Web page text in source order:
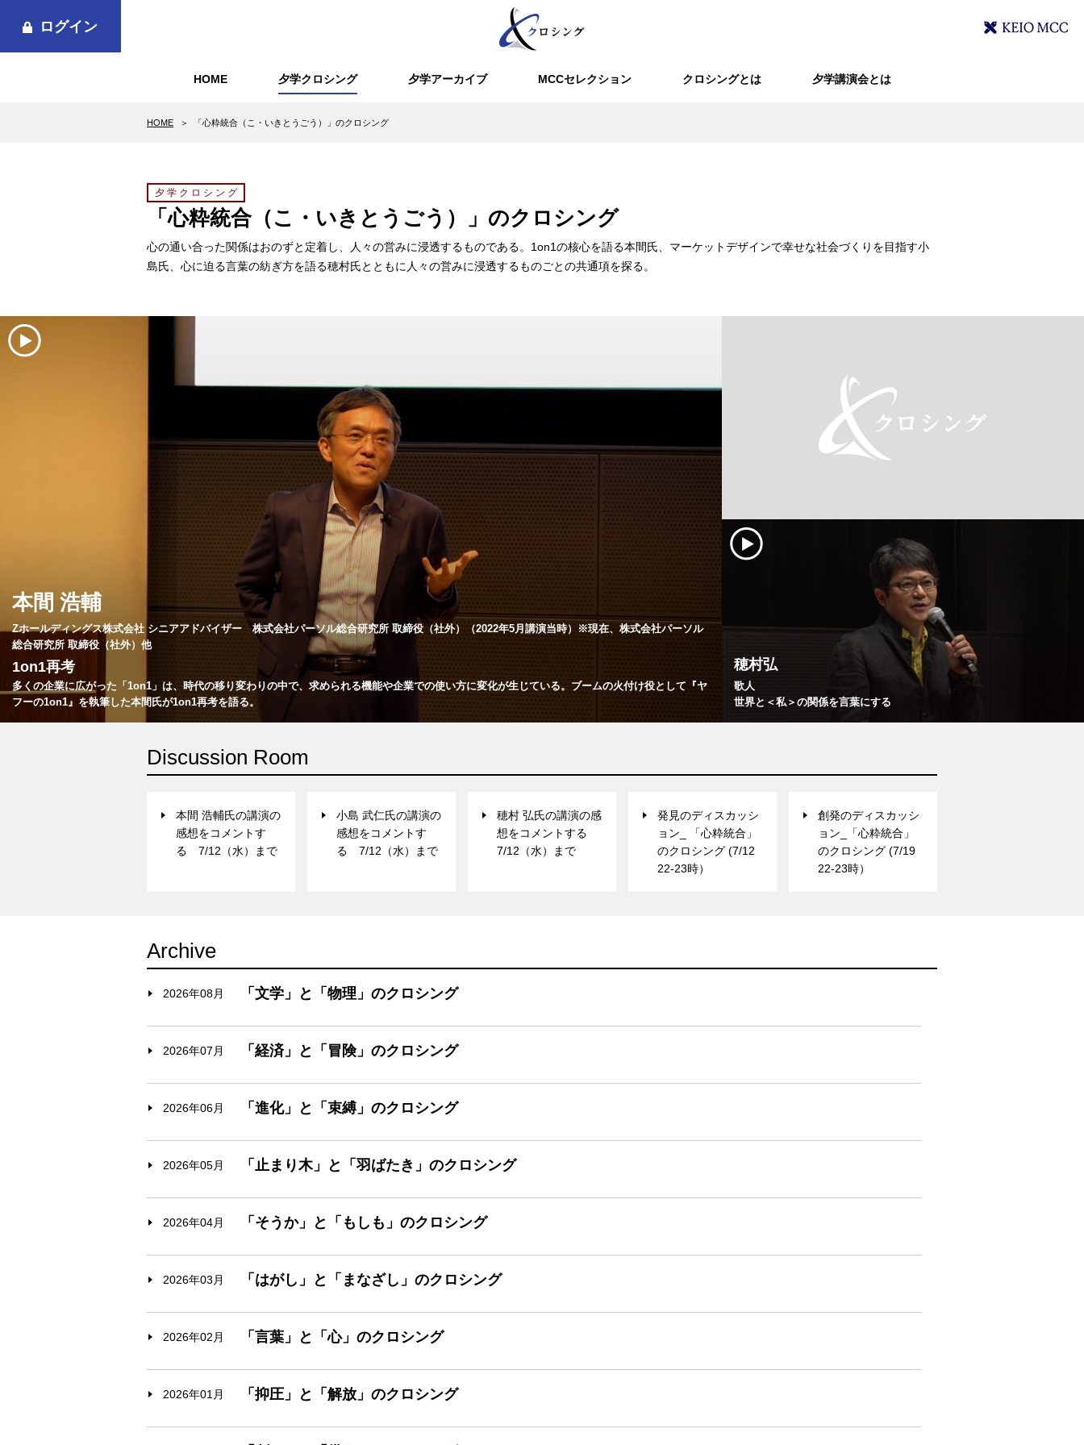
HOME 夕学クロシング 夕学アーカイブ MCCセレクション クロシングとは 夕学講演会とは
ログイン
HOME 「心粋統合（こ・いきとうごう）」のクロシング
夕学クロシング
「心粋統合（こ・いきとうごう）」のクロシング
心の通い合った関係はおのずと定着し、人々の営みに浸透するものである。1on1の核心を語る本間氏、マーケットデザインで幸せな社会づくりを目指す小
島氏、心に迫る言葉の紡ぎ方を語る穂村氏とともに人々の営みに浸透するものごとの共通項を探る。
本間 浩輔
Zホールディングス株式会社 シニアアドバイザー 株式会社パーソル総合研究所 取締役（社外）（2022年5月講演当時）※現在、株式会社パーソル
総合研究所 取締役（社外）他
1on1再考
多くの企業に広がった「1on1」は、時代の移り変わりの中で、求められる機能や企業での使い方に変化が生じている。ブームの火付け役として『ヤ
フーの1on1』を執筆した本間氏が1on1再考を語る。
穂村弘
歌人
世界と＜私＞の関係を言葉にする
Discussion Room
本間 浩輔氏の講演の
感想をコメントす
る 7/12（水）まで
小島 武仁氏の講演の
感想をコメントす
る 7/12（水）まで
穂村 弘氏の講演の感
想をコメントする
7/12（水）まで
発見のディスカッシ
ョン_ 「心粋統合」
のクロシング (7/12
22-23時）
創発のディスカッシ
ョン_「心粋統合」
のクロシング (7/19
22-23時）
Archive
2026年08月 「文学」と「物理」のクロシング
2026年07月 「経済」と「冒険」のクロシング
2026年06月 「進化」と「束縛」のクロシング
2026年05月 「止まり木」と「羽ばたき」のクロシング
2026年04月 「そうか」と「もしも」のクロシング
2026年03月 「はがし」と「まなざし」のクロシング
2026年02月 「言葉」と「心」のクロシング
2026年01月 「抑圧」と「解放」のクロシング